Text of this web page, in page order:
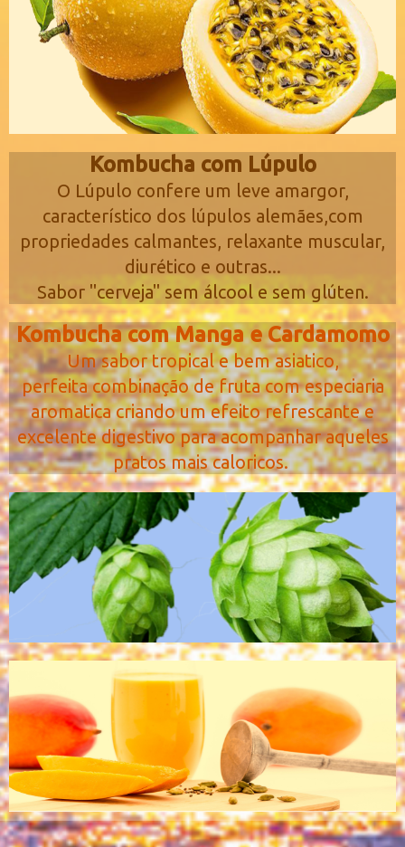
Kombucha com Lúpulo
O Lúpulo confere um leve amargor,
característico dos lúpulos alemães,com
propriedades calmantes, relaxante muscular,
diurético e outras...
Sabor "cerveja" sem álcool e sem glúten.
Kombucha com Manga e Cardamomo
Um sabor tropical e bem asiatico,
perfeita combinação de fruta com especiaria
aromatica criando um efeito refrescante e
excelente digestivo para acompanhar aqueles
pratos mais caloricos.